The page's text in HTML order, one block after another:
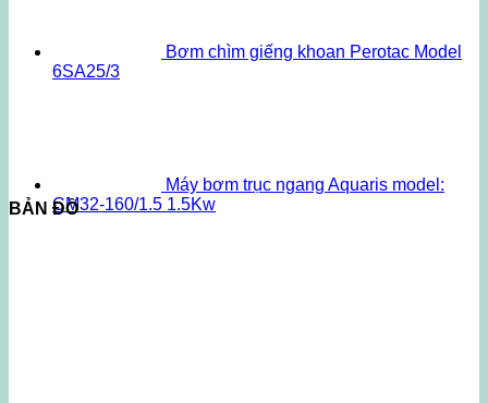
Bơm chìm giếng khoan Perotac Model
6SA25/3
Máy bơm trục ngang Aquaris model:
CM32-160/1.5 1.5Kw
BẢN ĐỒ